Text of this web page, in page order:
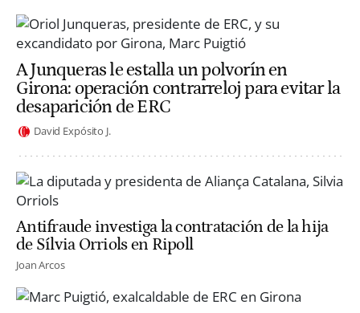
A Junqueras le estalla un polvorín en
Girona: operación contrarreloj para evitar la
desaparición de ERC
David Expósito J.
Antifraude investiga la contratación de la hija
de Sílvia Orriols en Ripoll
Joan Arcos